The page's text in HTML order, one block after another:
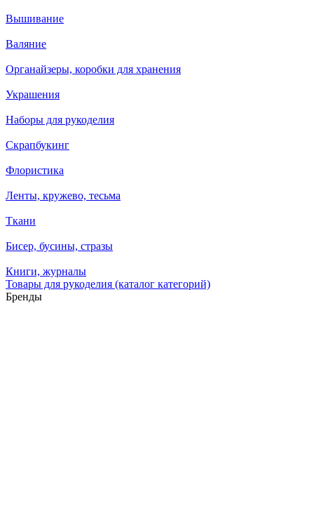
Вышивание
Валяние
Органайзеры, коробки для хранения
Украшения
Наборы для рукоделия
Скрапбукинг
Флористика
Ленты, кружево, тесьма
Ткани
Бисер, бусины, стразы
Книги, журналы
Товары для рукоделия (каталог категорий)
Бренды